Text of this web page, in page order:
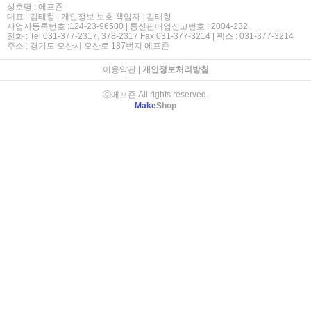
상호명 : 에프죤
대표 : 김태형 | 개인정보 보호 책임자 : 김태형
사업자등록번호 :124-23-96500 | 통신판매업신고번호 : 2004-232
전화 : Tel 031-377-2317, 378-2317 Fax 031-377-3214 | 팩스 : 031-377-3214
주소 : 경기도 오산시 오산로 187번지 에프죤
이용약관| 개인정보처리방침
ⓒ에프죤 All rights reserved.
MakeShop